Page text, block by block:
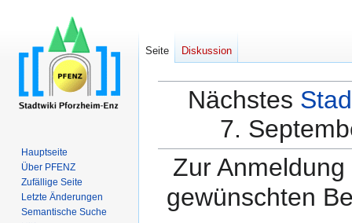
Nächstes
7.
Zur
gewünschten
Seite Diskussion
Hauptseite
Über PFENZ
Zufällige Seite
Letzte Änderungen
Semantische Suche